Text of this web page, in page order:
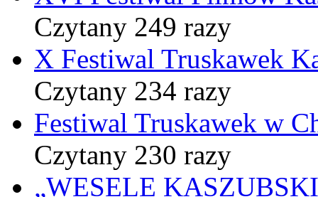
Czytany 249 razy
X Festiwal Truskawek
Czytany 234 razy
Festiwal Truskawek w
Czytany 230 razy
„WESELE